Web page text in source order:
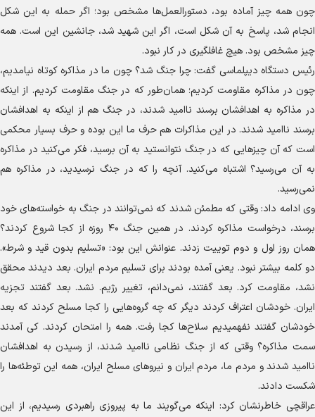
چون همه چیز آماده بود، دستورالعمل‌ها مشخص بود؛ اگر حمله به این شکل
انجام شد، پاسخ به آن شکل است، اگر این شهید شد، جانشین این است. همه
چیز مشخص بود. هیچ غافلگیری در کار نبود.
رئیس دستگاه دیپلماسی گفت: چرا جنگ شد؟ چون ما در مذاکره کوتاه نیامدیم،
چون در مذاکره مقاومت کردیم؛ همان‌طور که در جنگ مقاومت کردیم. از اینکه
در مذاکره به اهدافشان برسند ناامید شدند، در جنگ هم از اینکه به اهدافشان
برسند ناامید شدند. در این مذاکرات هم حرف ما این بوده و حرف بسیار محکمی
است که آن چیز‌هایی که در جنگ نتوانستید به آن برسید، فکر می‌کنید در مذاکره
به آن می‌رسید؟ اشتباه می‌کنید. آنچه را که در جنگ نرسیدید، در مذاکره هم
نمی‌رسید.
وی ادامه داد: وقتی که مطمئن شدند که نمی‌توانند در جنگ به خواسته‌های خود
برسند، درخواست مذاکره کردند. در همین جنگ ۴۰ روزه از کجا شروع کردند؟
همان روز اول و دوم توییت زدند. عنوانش این بود: «تسلیم بدون قید و شرط».
دو کلمه بیشتر نبود. یعنی آمده بودند برای تسلیم مردم ایران. بعد دیدند محقق
نشد، مقاومت کرد. بعد گفتند، نمی‌دانم، تغییر رژیم. نشد. بعد گفتند تجزیه
ایران. خودشان اعتراف کردند دیگر که چه گروه‌هایی را کجا مسلح کردند که بعد
خودشان گفتند نفهمیدیم سلاح‌ها کجا رفت. همه را امتحان کردند. کی آمدند
سمت مذاکره؟ وقتی که از جنگ نظامی ناامید شدند، از رسیدن به اهدافشان
ناامید شدند و مردم ما، مردم ایران و نیرو‌های مسلح ایران، همه این توطئه‌ها را
شکست دادند.
عراقچی خاطرنشان کرد: اینکه می‌گویند ما به پیروزی راهبردی رسیدیم، از این